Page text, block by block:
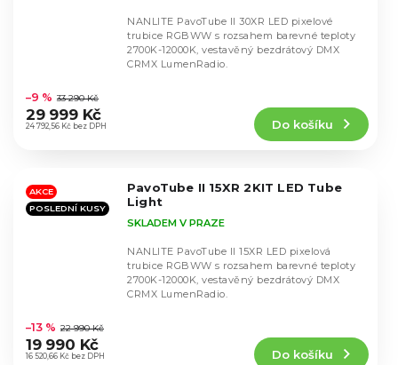
hodnocení
produktu
je
hvězdiček.
24 792,56 Kč bez DPH
–9 % 33 290 Kč
29 999 Kč
Do košíku
NANLITE PavoTube II 30XR LED pixelové
trubice RGBWW s rozsahem barevné teploty
2700K-12000K, vestavěný bezdrátový DMX
CRMX LumenRadio.
AKCE
POSLEDNÍ KUSY
PavoTube II 15XR 2KIT LED Tube
Light
hodnocení
produktu
je
SKLADEM V PRAZE
16 520,66 Kč bez DPH
–13 % 22 990 Kč
19 990 Kč
Do košíku
NANLITE PavoTube II 15XR LED pixelová
trubice RGBWW s rozsahem barevné teploty
2700K-12000K, vestavěný bezdrátový DMX
CRMX LumenRadio.